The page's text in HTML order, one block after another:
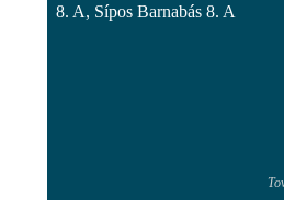
8. A, Sípos Barnabás 8. A